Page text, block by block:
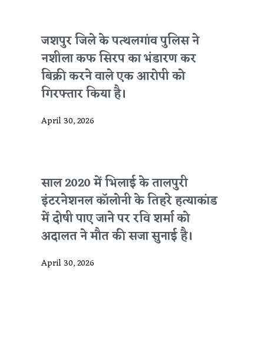
जशपुर जिले के पत्थलगांव पुलिस ने
नशीला कफ सिरप का भंडारण कर
बिक्री करने वाले एक आरोपी को
गिरफ्तार किया है।
April 30, 2026
साल 2020 में भिलाई के तालपुरी
इंटरनेशनल कॉलोनी के तिहरे हत्याकांड
में दोषी पाए जाने पर रवि शर्मा को
अदालत ने मौत की सजा सुनाई है।
April 30, 2026